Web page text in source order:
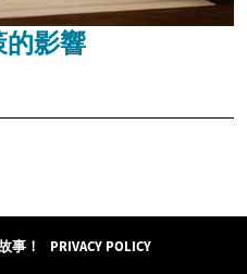
的影響
事！ PRIVACY POLICY